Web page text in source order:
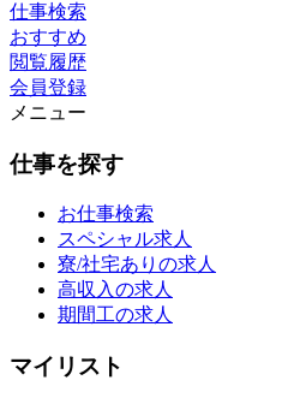
仕事検索
おすすめ
閲覧履歴
会員登録
メニュー
仕事を探す
お仕事検索
スペシャル求人
寮/社宅ありの求人
高収入の求人
期間工の求人
マイリスト